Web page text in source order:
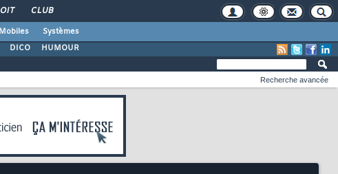
CLUB
Mobiles
Systèmes
DICO HUMOUR
Recherche avancée